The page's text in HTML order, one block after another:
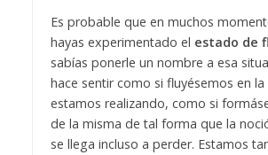
Es probable que en muchos
hayas experimentado el estado de
sabías ponerle un nombre a esa
hace sentir como si fluyésemos en
estamos realizando, como si
de la misma de tal forma que la
se llega incluso a perder. Estamos